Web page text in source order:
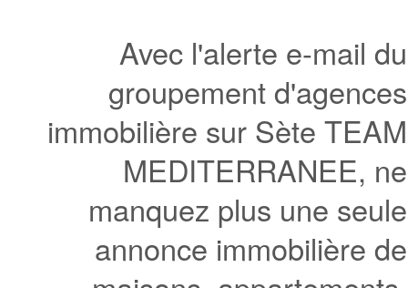
Avec l'alerte e-mail du
groupement d'agences
immobilière sur Sète TEAM
MEDITERRANEE, ne
manquez plus une seule
annonce immobilière de